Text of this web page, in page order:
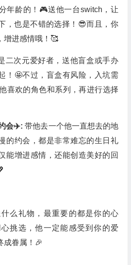
年龄的！🎮送他一台switch，让
，也是不错的选择！😎而且，你
增进感情哦！🥰
二次元爱好者，送他盲盒或手办
！🤩不过，盲盒有风险，入坑需
喜欢的角色和系列，再进行选择
约会✈️:带他去一个他一直想去的地
的约会，都是非常难忘的生日礼
能增进感情，还能创造美好的回
么礼物，最重要的都是你的心
挑选，他一定能感受到你的爱
成眷属！🎉